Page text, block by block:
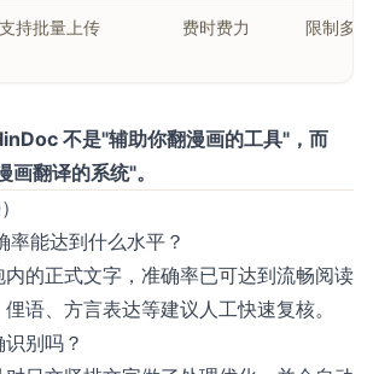
持批量上传 费时费力 限制多
不是"辅助你翻漫画的工具"，而
翻译的系统"。
率能达到什么水平？
的正式文字，准确率已可达到流畅阅读
语、方言表达等建议人工快速复核。
别吗？